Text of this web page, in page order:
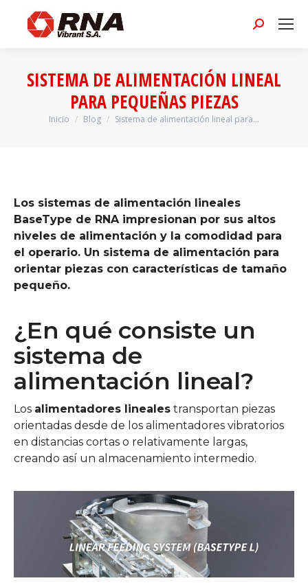
Buscar:
SISTEMA DE ALIMENTACIÓN LINEAL
PARA PEQUEÑAS PIEZAS
Estás aquí:
Inicio Blog Sistema de alimentación lineal para…
Los sistemas de alimentación lineales
BaseType de RNA impresionan por sus altos
niveles de alimentación y la comodidad para
el operario. Un sistema de alimentación para
orientar piezas con características de tamaño
pequeño.
¿En qué consiste un
sistema de
alimentación lineal?
Los alimentadores lineales transportan piezas
orientadas desde de los alimentadores vibratorios
en distancias cortas o relativamente largas,
creando así un almacenamiento intermedio.